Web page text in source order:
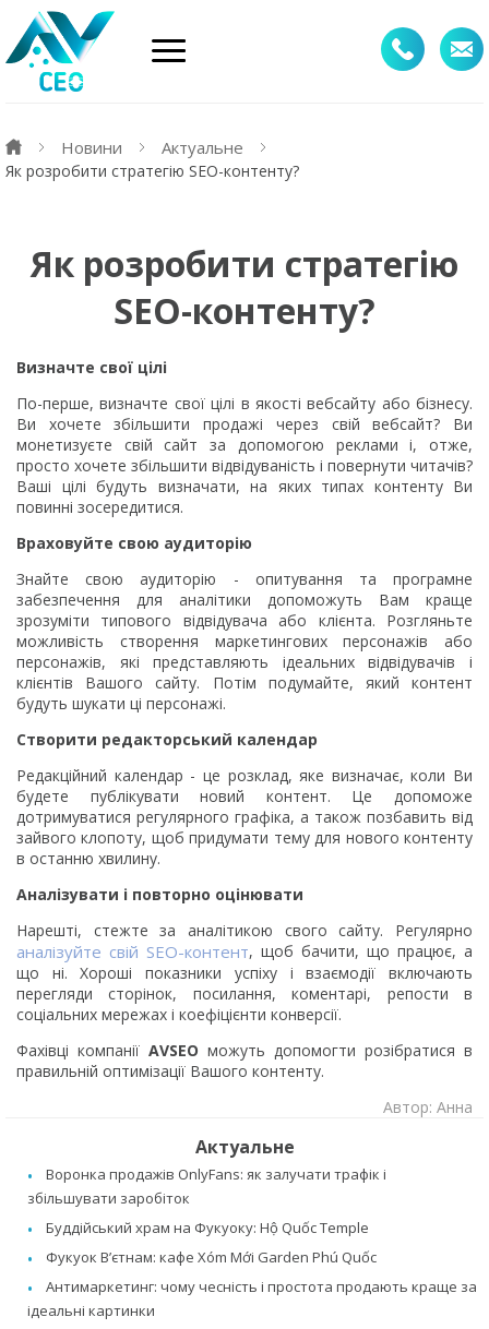
Новини Актуальне
Як розробити стратегію SEO-контенту?
Як розробити стратегію
SEO-контенту?
Визначте свої цілі
По-перше, визначте свої цілі в якості вебсайту або бізнесу.
Ви хочете збільшити продажі через свій вебсайт? Ви
монетизуєте свій сайт за допомогою реклами і, отже,
просто хочете збільшити відвідуваність і повернути читачів?
Ваші цілі будуть визначати, на яких типах контенту Ви
повинні зосередитися.
Враховуйте свою аудиторію
Знайте свою аудиторію - опитування та програмне
забезпечення для аналітики допоможуть Вам краще
зрозуміти типового відвідувача або клієнта. Розгляньте
можливість створення маркетингових персонажів або
персонажів, які представляють ідеальних відвідувачів і
клієнтів Вашого сайту. Потім подумайте, який контент
будуть шукати ці персонажі.
Створити редакторський календар
Редакційний календар - це розклад, яке визначає, коли Ви
будете публікувати новий контент. Це допоможе
дотримуватися регулярного графіка, а також позбавить від
зайвого клопоту, щоб придумати тему для нового контенту
в останню хвилину.
Аналізувати і повторно оцінювати
Нарешті, стежте за аналітикою свого сайту. Регулярно
аналізуйте свій SEO-контент, щоб бачити, що працює, а
що ні. Хороші показники успіху і взаємодії включають
перегляди сторінок, посилання, коментарі, репости в
соціальних мережах і коефіцієнти конверсії.
Фахівці компанії AVSEO можуть допомогти розібратися в
правильній оптимізації Вашого контенту.
Автор: Анна
Актуальне
Воронка продажів OnlyFans: як залучати трафік і
збільшувати заробіток
Буддійський храм на Фукуоку: Hộ Quốc Temple
Фукуок В’єтнам: кафе Xóm Mới Garden Phú Quốc
Антимаркетинг: чому чесність і простота продають краще за
ідеальні картинки